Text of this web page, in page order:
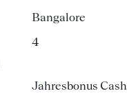
Bangalore
4
Jahresbonus Cash